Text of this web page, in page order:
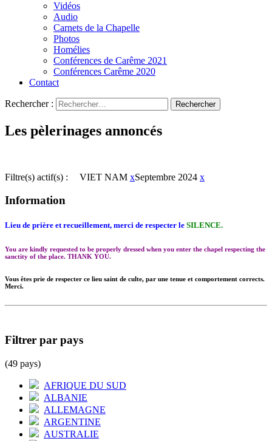
Vidéos
Audio
Carnets de la Chapelle
Photos
Homélies
Conférences de Carême 2021
Conférences Carême 2020
Contact
Rechercher :
Les pèlerinages annoncés
Filtre(s) actif(s) : VIET NAM xSeptembre 2024 x
Information
Lieu de prière et recueillement, merci de respecter le SILENCE.
You are kindly requested to be properly dressed when you enter the chapel respecting the
sanctity of the place. THANK YOU.
Vous êtes prie de respecter ce lieu saint de culte, par une tenue et comportement corrects.
Merci.
Filtrer par pays
(49 pays)
AFRIQUE DU SUD
ALBANIE
ALLEMAGNE
ARGENTINE
AUSTRALIE